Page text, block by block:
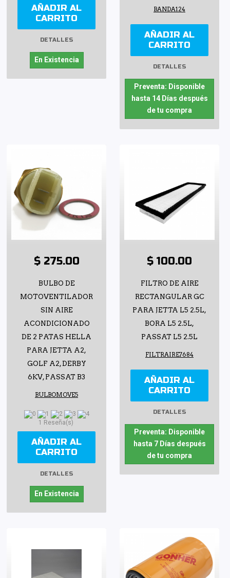
AÑADIR AL
CARRITO
DETALLES
En Existencia
BANDA124
AÑADIR AL
CARRITO
DETALLES
Preventa: Disponible
hasta 14 Días después
de tu compra
$ 275.00
BULBO DE
MOTOVENTILADOR
SIN AIRE
ACONDICIONADO
DE 2 PATAS HELLA
PARA JETTA A2,
GOLF A2, DERBY
6KV, PASSAT B3
BULBOMOVE5
1 Reseña(s)
AÑADIR AL
CARRITO
DETALLES
En Existencia
$ 100.00
FILTRO DE AIRE
RECTANGULAR GC
PARA JETTA L5 2.5L,
BORA L5 2.5L,
PASSAT L5 2.5L
FILTRAIRE7684
AÑADIR AL
CARRITO
DETALLES
Preventa: Disponible
hasta 7 Días después
de tu compra